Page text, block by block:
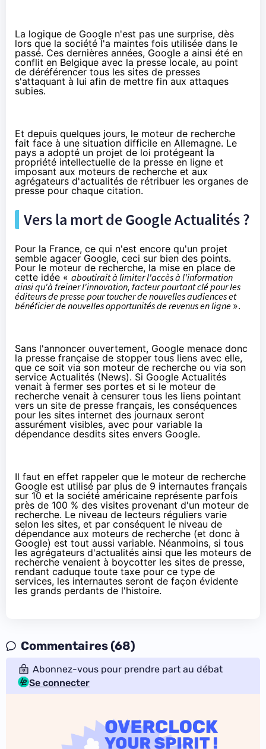
La logique de Google n'est pas une surprise, dès
lors que la société l'a maintes fois utilisée dans le
passé. Ces dernières années, Google a ainsi été en
conflit en Belgique avec la presse locale, au point
de déréférencer tous les sites de presses
s'attaquant à lui afin de mettre fin aux attaques
subies.
Et depuis quelques jours, le moteur de recherche
fait face à une situation difficile en Allemagne. Le
pays a adopté un projet de loi protégeant la
propriété intellectuelle de la presse en ligne et
imposant aux moteurs de recherche et aux
agrégateurs d'actualités de rétribuer les organes de
presse pour chaque citation.
Vers la mort de Google Actualités ?
Pour la France, ce qui n'est encore qu'un projet
semble agacer Google, ceci sur bien des points.
Pour le moteur de recherche, la mise en place de
cette idée « aboutirait à limiter l'accès à l'information
ainsi qu'à freiner l'innovation, facteur pourtant clé pour les
éditeurs de presse pour toucher de nouvelles audiences et
bénéficier de nouvelles opportunités de revenus en ligne ».
Sans l'annoncer ouvertement, Google menace donc
la presse française de stopper tous liens avec elle,
que ce soit via son moteur de recherche ou via son
service Actualités (News). Si Google Actualités
venait à fermer ses portes et si le moteur de
recherche venait à censurer tous les liens pointant
vers un site de presse français, les conséquences
pour les sites internet des journaux seront
assurément visibles, avec pour variable la
dépendance desdits sites envers Google.
Il faut en effet rappeler que le moteur de recherche
Google est utilisé par plus de 9 internautes français
sur 10 et la société américaine représente parfois
près de 100 % des visites provenant d'un moteur de
recherche. Le niveau de lecteurs réguliers varie
selon les sites, et par conséquent le niveau de
dépendance aux moteurs de recherche (et donc à
Google) est tout aussi variable. Néanmoins, si tous
les agrégateurs d'actualités ainsi que les moteurs de
recherche venaient à boycotter les sites de presse,
rendant caduque toute taxe pour ce type de
services, les internautes seront de façon évidente
les grands perdants de l'histoire.
Commentaires (68)
Abonnez-vous pour prendre part au débat
Se connecter